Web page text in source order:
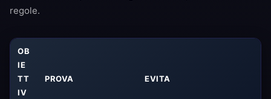
regole.
OB
IE
TT
IV
PROVA EVITA